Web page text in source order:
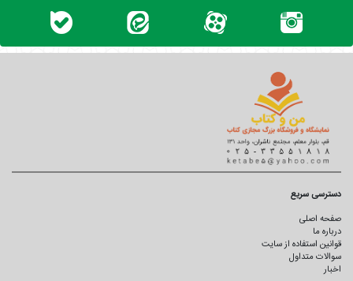
دسترسی سریع
صفحه اصلی
درباره ما
قوانین استفاده از سایت
سوالات متداول
اخبار